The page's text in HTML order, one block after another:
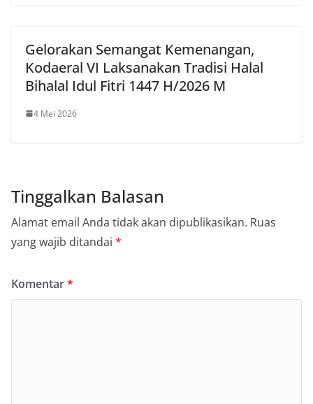
Gelorakan Semangat Kemenangan,
Kodaeral VI Laksanakan Tradisi Halal
Bihalal Idul Fitri 1447 H/2026 M
4 Mei 2026
Tinggalkan Balasan
Alamat email Anda tidak akan dipublikasikan. Ruas
yang wajib ditandai *
Komentar*